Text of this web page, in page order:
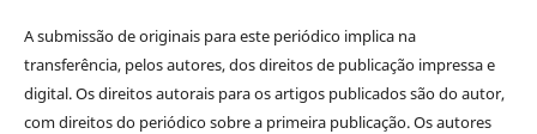
A submissão de originais para este periódico implica na
transferência, pelos autores, dos direitos de publicação impressa e
digital. Os direitos autorais para os artigos publicados são do autor,
com direitos do periódico sobre a primeira publicação. Os autores